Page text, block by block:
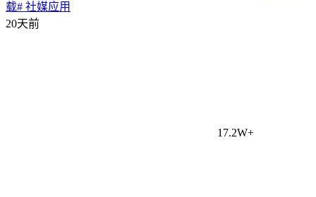
载# 社媒应用
20天前
17.2W+